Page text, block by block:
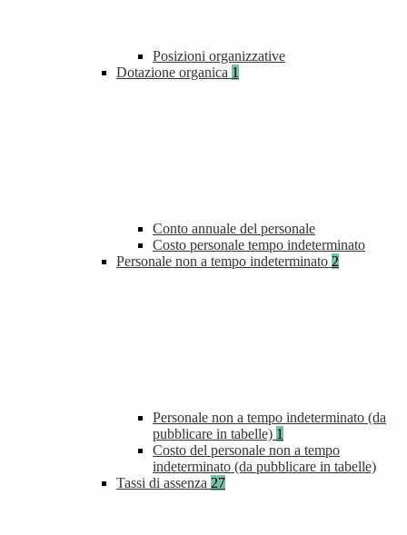
Posizioni organizzative
Dotazione organica 1
Conto annuale del personale
Costo personale tempo indeterminato
Personale non a tempo indeterminato 2
Personale non a tempo indeterminato (da
pubblicare in tabelle) 1
Costo del personale non a tempo
indeterminato (da pubblicare in tabelle)
Tassi di assenza 27